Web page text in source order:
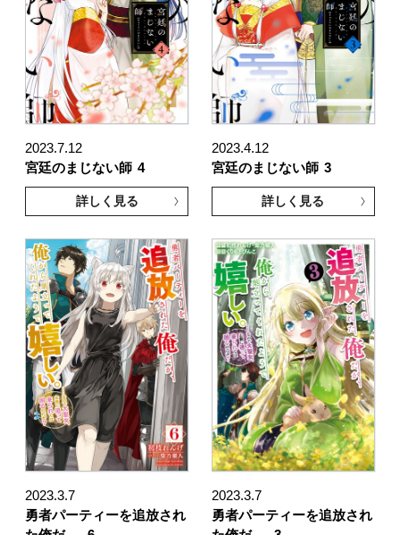
2023.7.12
宮廷のまじない師 4
詳しく見る
2023.4.12
宮廷のまじない師 3
詳しく見る
2023.3.7
勇者パーティーを追放され
2023.3.7
勇者パーティーを追放され